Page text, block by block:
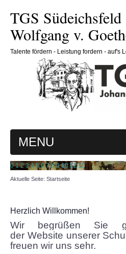
TGS
Wolfgang v.
Talente fördern - Leistung fordern - auf's
MENU
HOME
Schulleitung
Sekretariat
0123456789101112
Aktuelle Seite: Startseite
Herzlich Willkommen!
Wir begrüßen Sie
der Website unserer
freuen wir uns sehr.